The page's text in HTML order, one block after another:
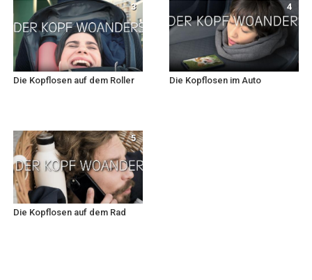
3
Die Kopflosen auf dem Roller
4
Die Kopflosen im Auto
5
Die Kopflosen auf dem Rad